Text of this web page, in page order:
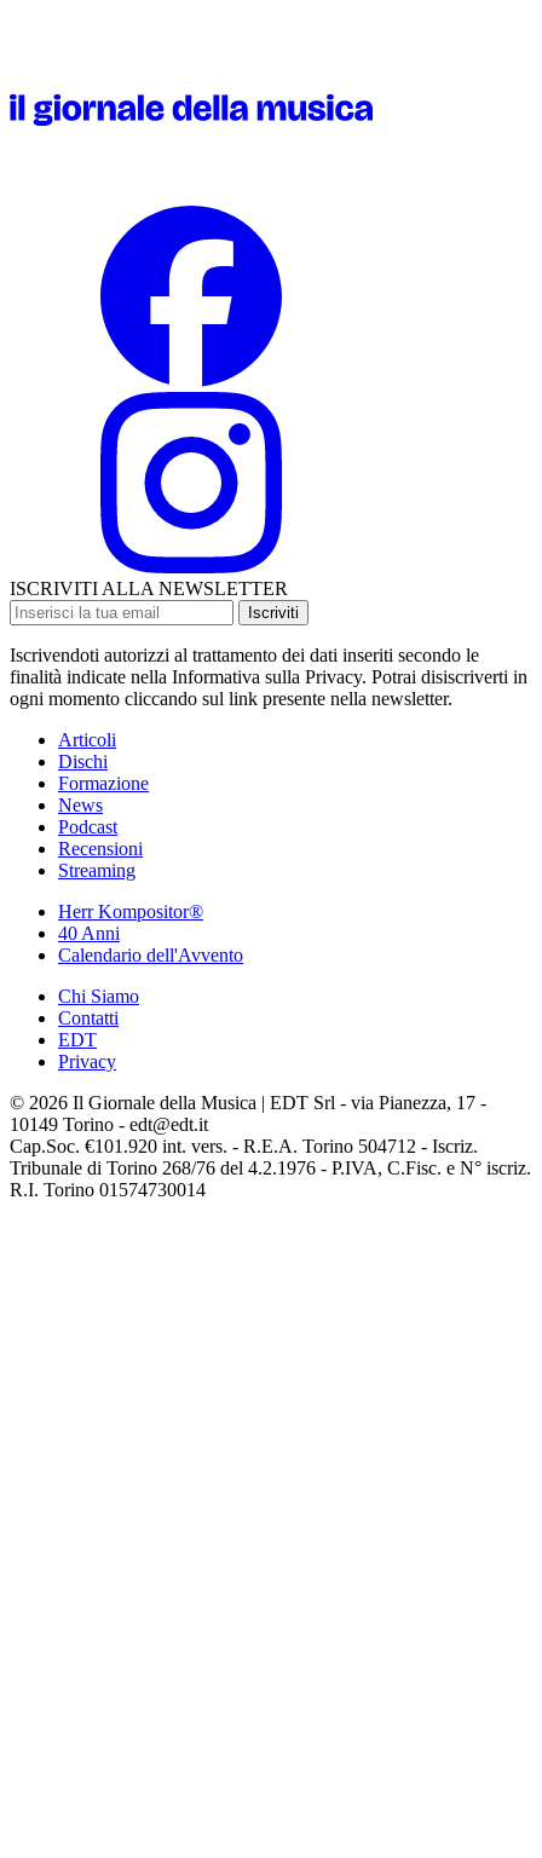
ISCRIVITI ALLA NEWSLETTER
Iscriviti
Iscrivendoti autorizzi al trattamento dei dati inseriti secondo le
finalità indicate nella Informativa sulla Privacy. Potrai disiscriverti in
ogni momento cliccando sul link presente nella newsletter.
Articoli
Dischi
Formazione
News
Podcast
Recensioni
Streaming
Herr Kompositor®
40 Anni
Calendario dell'Avvento
Chi Siamo
Contatti
EDT
Privacy
© 2026 Il Giornale della Musica | EDT Srl - via Pianezza, 17 -
10149 Torino - edt@edt.it
Cap.Soc. €101.920 int. vers. - R.E.A. Torino 504712 - Iscriz.
Tribunale di Torino 268/76 del 4.2.1976 - P.IVA, C.Fisc. e N° iscriz.
R.I. Torino 01574730014